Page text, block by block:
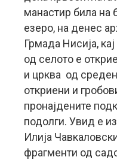
манастир била на
езеро, на денес
Грмада Нисија,
од селото е
и црква од
откриени и
пронајдените
подолги. Увид е
Илија
фрагменти од